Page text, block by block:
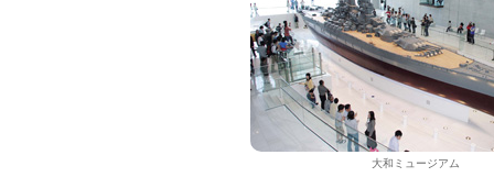
大和ミュージアム